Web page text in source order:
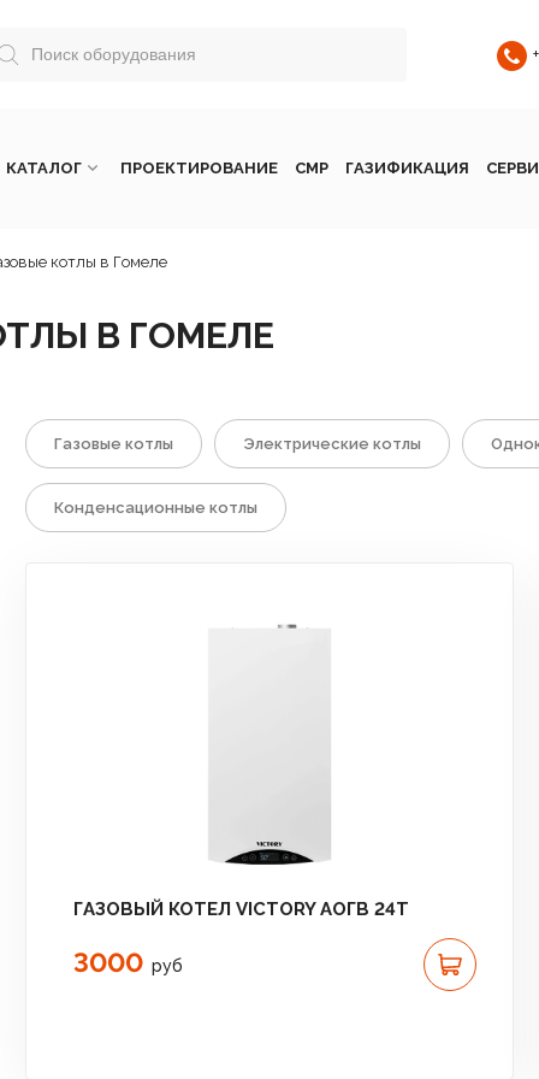
КАТАЛОГ ПРОЕКТИРОВАНИЕ СМР ГАЗИФИКАЦИЯ
котлы в Гомеле
В ГОМЕЛЕ
Газовые котлы Электрические котлы
Конденсационные котлы
ГАЗОВЫЙ КОТЕЛ VICTORY АОГВ 24T
3000 руб